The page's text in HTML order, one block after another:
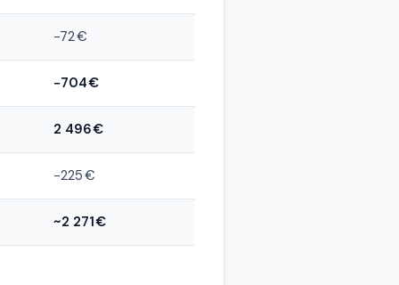
−72 €
−704 €
2 496 €
−225 €
~2 271 €